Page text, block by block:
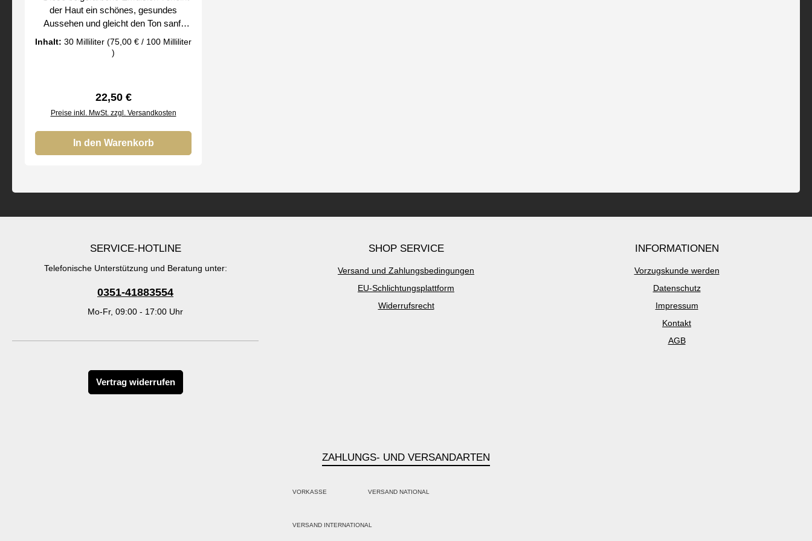
der Haut ein schönes, gesundes
Aussehen und gleicht den Ton sanft
aus. Es glättet die Haut perfekt und hilft
gleichzeitig, sie vor schädlichen
trockener Haut an angereichert mit
Kamillenwasser, Aloe Vera und
Ringelblumenextrakten riecht gut
glutenfrei Bei uns erhalten Sie nur
Original FM Make-up der FM Group by
Inhalt: 30 Milliliter (75,00 € / 100 Milliliter
)
Regulärer Preis:
22,50 €
Preise inkl. MwSt. zzgl. Versandkosten
In den Warenkorb
SERVICE-HOTLINE
Telefonische Unterstützung und Beratung unter:
0351-41883554
Mo-Fr, 09:00 - 17:00 Uhr
Vertrag widerrufen
SHOP SERVICE
Versand und Zahlungsbedingungen
EU-Schlichtungsplattform
Widerrufsrecht
INFORMATIONEN
Vorzugskunde werden
Datenschutz
Impressum
Kontakt
AGB
ZAHLUNGS- UND VERSANDARTEN
VORKASSE VERSAND NATIONAL
VERSAND INTERNATIONAL